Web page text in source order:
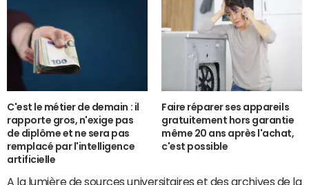
C'est le métier de demain : il
rapporte gros, n'exige pas
de diplôme et ne sera pas
remplacé par l'intelligence
artificielle
Faire réparer ses appareils
gratuitement hors garantie
même 20 ans après l'achat,
c'est possible
A la lumière de sources universitaires et des archives de la